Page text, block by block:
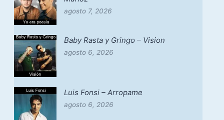
agosto 7, 2026
Baby Rasta y Gringo – Vision
agosto 6, 2026
Luis Fonsi – Arropame
agosto 6, 2026